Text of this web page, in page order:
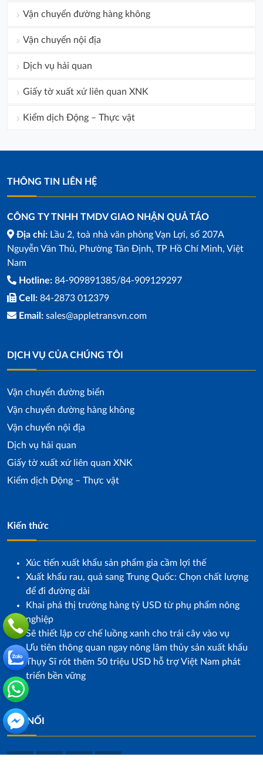
Vận chuyển đường hàng không
Vận chuyển nội địa
Dịch vụ hải quan
Giấy tờ xuất xứ liên quan XNK
Kiểm dịch Động – Thực vật
THÔNG TIN LIÊN HỆ
CÔNG TY TNHH TMDV GIAO NHẬN QUẢ TÁO
Địa chỉ: Lầu 2, toà nhà văn phòng Vạn Lợi, số 207A
Nguyễn Văn Thủ, Phường Tân Định, TP Hồ Chí Minh, Việt
Nam
Hotline: 84-909891385/84-909129297
Cell: 84-2873 012379
Email: sales@appletransvn.com
DỊCH VỤ CỦA CHÚNG TÔI
Vận chuyển đường biển
Vận chuyển đường hàng không
Vận chuyển nội địa
Dịch vụ hải quan
Giấy tờ xuất xứ liên quan XNK
Kiểm dịch Động – Thực vật
Kiến thức
Xúc tiến xuất khẩu sản phẩm gia cầm lợi thế
Xuất khẩu rau, quả sang Trung Quốc: Chọn chất lượng
để đi đường dài
Khai phá thị trường hàng tỷ USD từ phụ phẩm nông
nghiệp
Sẽ thiết lập cơ chế luồng xanh cho trái cây vào vụ
Ưu tiên thông quan ngay nông lâm thủy sản xuất khẩu
Thụy Sĩ rót thêm 50 triệu USD hỗ trợ Việt Nam phát
triển bền vững
KẾT NỐI